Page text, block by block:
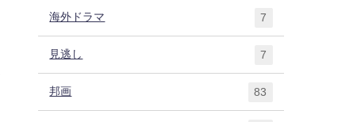
海外ドラマ 7
見逃し 7
邦画 83